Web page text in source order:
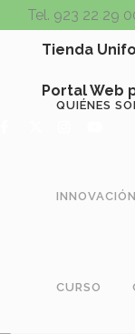
Tel. 923 22 29
Tienda
Portal Web
QUIÉNES
INNOVACIÓN
CURSO